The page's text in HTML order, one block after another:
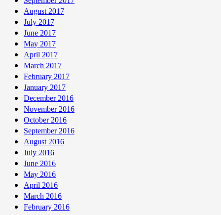
August 2017
July 2017
June 2017
May 2017
April 2017
March 2017
February 2017
January 2017
December 2016
November 2016
October 2016
September 2016
August 2016
July 2016
June 2016
May 2016
April 2016
March 2016
February 2016